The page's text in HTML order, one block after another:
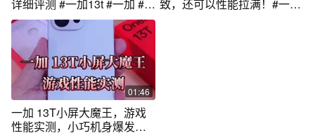
详细评测 #一加13t #一加 #国
补
致，还可以性能拉满！#一加
01:46
一加 13T小屏大魔王，游戏
性能实测，小巧机身爆发大